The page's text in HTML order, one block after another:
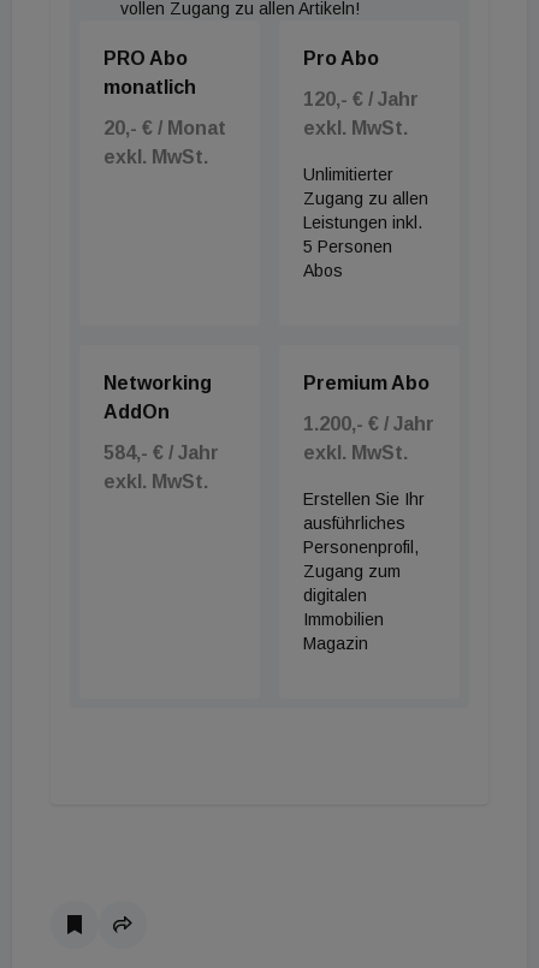
vollen Zugang zu allen Artikeln!
PRO Abo
monatlich
20,- € / Monat
exkl. MwSt.
Pro Abo
120,- € / Jahr
exkl. MwSt.
Unlimitierter
Zugang zu allen
Leistungen inkl.
5 Personen
Abos
Networking
AddOn
584,- € / Jahr
exkl. MwSt.
Premium Abo
1.200,- € / Jahr
exkl. MwSt.
Erstellen Sie Ihr
ausführliches
Personenprofil,
Zugang zum
digitalen
Immobilien
Magazin